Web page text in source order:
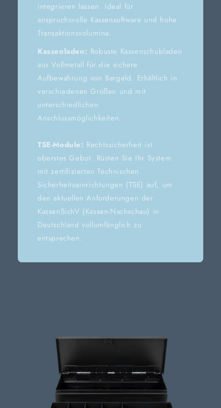
integrieren lassen. Ideal für
anspruchsvolle Kassensoftware und hohe
Transaktionsvolumina.
Kassenladen: Robuste Kassenschubladen
aus Vollmetall für die sichere
Aufbewahrung von Bargeld. Erhältlich in
verschiedenen Größen und mit
unterschiedlichen
Anschlussmöglichkeiten.
TSE-Module: Rechtssicherheit ist
oberstes Gebot. Rüsten Sie Ihr System
mit zertifizierten Technischen
Sicherheitseinrichtungen (TSE) auf, um
den aktuellen Anforderungen der
KassenSichV (Kassen-Nachschau) in
Deutschland vollumfänglich zu
entsprechen.